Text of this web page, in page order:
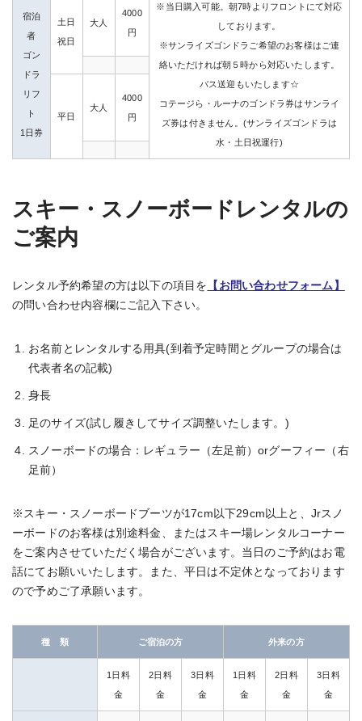
宿泊
者
ゴン
ドラ
リフ
ト
1日券
土日
祝日
大人
4000
円
※当日購入可能。朝7時よりフロントにて対応
しております。
※サンライズゴンドラご希望のお客様はご連
絡いただければ朝５時から対応いたします。
バス送迎もいたします☆
コテージら・ルーナのゴンドラ券はサンライ
ズ券は付きません。(サンライズゴンドラは
水・土日祝運行)
平日
大人
4000
円
スキー・スノーボードレンタルの
ご案内
レンタル予約希望の方は以下の項目を 【お問い合わせフォーム】
の問い合わせ内容欄にご記入下さい。
お名前とレンタルする用具(到着予定時間とグループの場合は
代表者名の記載)
身長
足のサイズ(試し履きしてサイズ調整いたします。)
スノーボードの場合：レギュラー（左足前）orグーフィー（右
足前）
※スキー・スノーボードブーツが17cm以下29cm以上と、Jrスノ
ーボードのお客様は別途料金、またはスキー場レンタルコーナー
をご案内させていただく場合がございます。当日のご予約はお電
話にてお願いいたします。また、平日は不定休となっております
ので予めご了承願います。
種 類 ご宿泊の方 外来の方
1日料
金
2日料
金
3日料
金
1日料
金
2日料
金
3日料
金